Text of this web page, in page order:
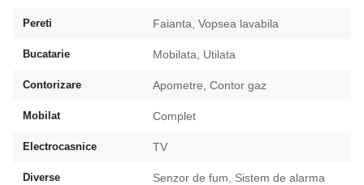
Pereti Faianta, Vopsea lavabila
Bucatarie Mobilata, Utilata
Contorizare Apometre, Contor gaz
Mobilat Complet
Electrocasnice TV
Diverse Senzor de fum, Sistem de alarma